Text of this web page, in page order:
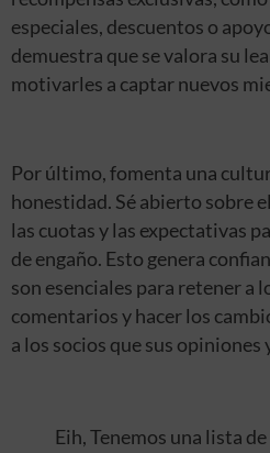
especiales, descuentos o
demuestra que se valora su
motivarles a captar nuevos
Por último, fomenta una
honestidad. Sé abierto sobre
las cuotas y las expectativas
de engaño. Esto genera
son esenciales para retener a
comentarios y hacer los
a los socios que sus
Eih, Tenemos una lista